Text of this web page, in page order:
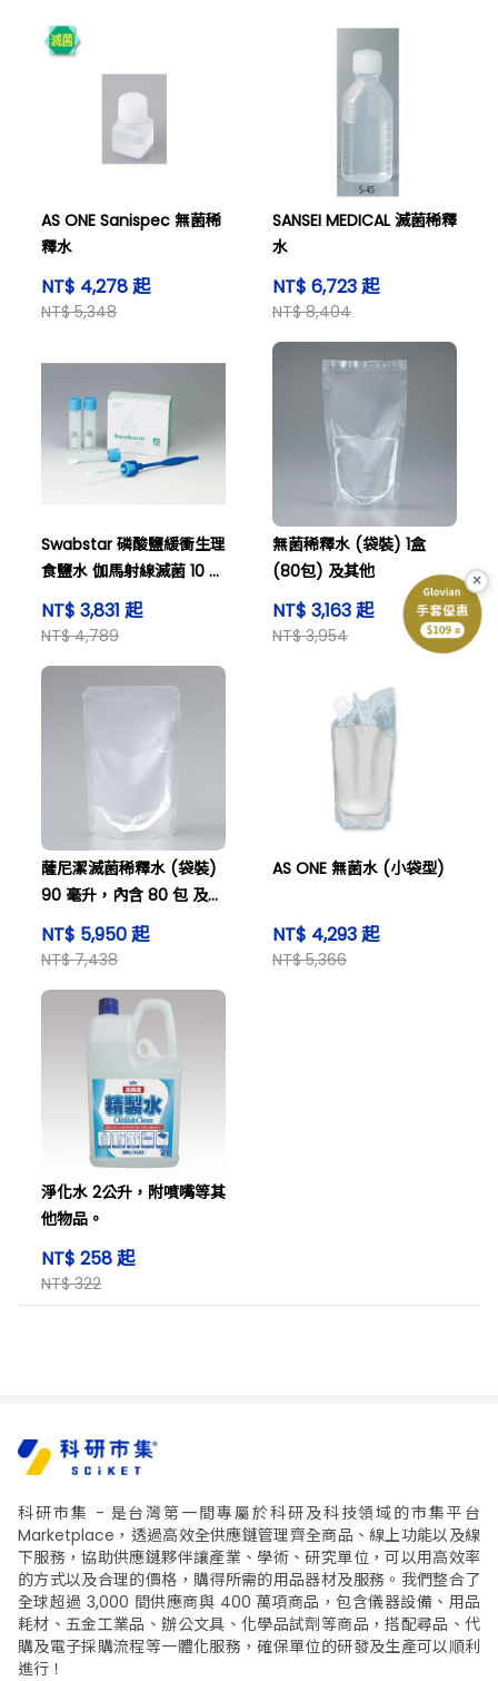
AS ONE Sanispec 無菌稀
釋水
NT$ 4,278 起
NT$ 5,348
SANSEI MEDICAL 滅菌稀釋
水
NT$ 6,723 起
NT$ 8,404
Swabstar 磷酸鹽緩衝生理
食鹽水 伽馬射線滅菌 10 毫
升 及其他
NT$ 3,831 起
NT$ 4,789
無菌稀釋水 (袋裝) 1盒
(80包) 及其他
NT$ 3,163 起
NT$ 3,954
薩尼潔滅菌稀釋水 (袋裝)
90 毫升，內含 80 包 及其
他
NT$ 5,950 起
NT$ 7,438
AS ONE 無菌水 (小袋型)
NT$ 4,293 起
NT$ 5,366
淨化水 2公升，附噴嘴等其
他物品。
NT$ 258 起
NT$ 322
科研市集 - 是台灣第一間專屬於科研及科技領域的市集平台
Marketplace，透過高效全供應鏈管理齊全商品、線上功能以及線
下服務，協助供應鏈夥伴讓產業、學術、研究單位，可以用高效率
的方式以及合理的價格，購得所需的用品器材及服務。我們整合了
全球超過 3,000 間供應商與 400 萬項商品，包含儀器設備、用品
耗材、五金工業品、辦公文具、化學品試劑等商品，搭配尋品、代
購及電子採購流程等一體化服務，確保單位的研發及生產可以順利
進行！
×